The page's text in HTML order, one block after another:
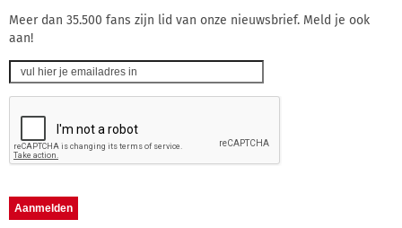
Meer dan 35.500 fans zijn lid van onze nieuwsbrief. Meld je ook
aan!